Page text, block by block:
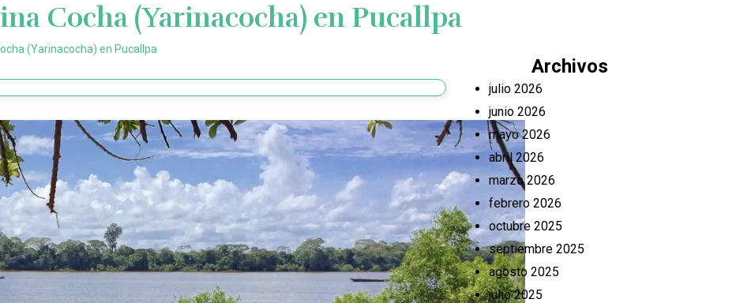
Cocha (Yarinacocha) en Pucallpa
(Yarinacocha) en Pucallpa
Archivos
julio 2026
junio 2026
mayo 2026
abril 2026
marzo 2026
febrero 2026
octubre 2025
septiembre 2025
agosto 2025
julio 2025